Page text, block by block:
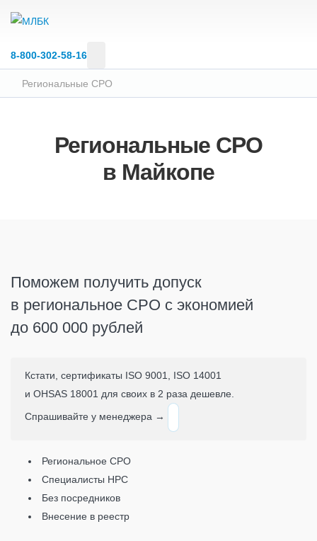
8‑800‑302‑58‑16
Региональные СРО
Региональные СРО
в Майкопе
Поможем получить допуск
в региональное СРО с экономией
до 600 000 рублей
Кстати, сертификаты ISO 9001, ISO 14001
и OHSAS 18001 для своих в 2 раза дешевле.
Спрашивайте у менеджера →
Региональное СРО
Специалисты НРС
Без посредников
Внесение в реестр